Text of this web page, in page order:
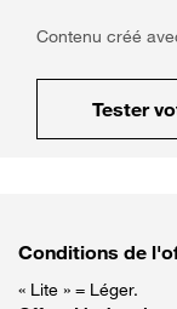
Contenu créé
Tester
Conditions de
« Lite » = Léger.